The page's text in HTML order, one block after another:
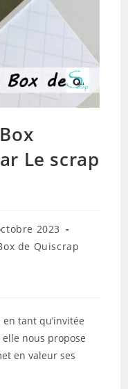
Le scrap
2023
de Quiscrap
en tant qu’invitée
nous propose
en valeur ses